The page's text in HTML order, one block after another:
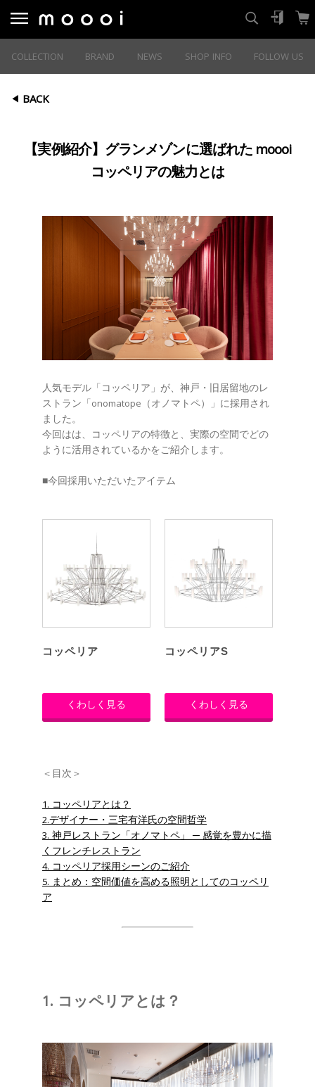
COLLECTION BRAND NEWS SHOP INFO FOLLOW US
BACK
【実例紹介】グランメゾンに選ばれた moooi
コッペリアの魅力とは
人気モデル「コッペリア」が、神戸・旧居留地のレ
ストラン「onomatope（オノマトペ）」に採用され
ました。
今回はは、コッペリアの特徴と、実際の空間でどの
ように活用されているかをご紹介します。
■今回採用いただいたアイテム
コッペリア
くわしく見る
コッペリアS
くわしく見る
＜目次＞
1. コッペリアとは？
2.デザイナー・三宅有洋氏の空間哲学
3. 神戸レストラン「オノマトペ」 ─ 感覚を豊かに描
くフレンチレストラン
4. コッペリア採用シーンのご紹介
5. まとめ：空間価値を高める照明としてのコッペリ
ア
1. コッペリアとは？